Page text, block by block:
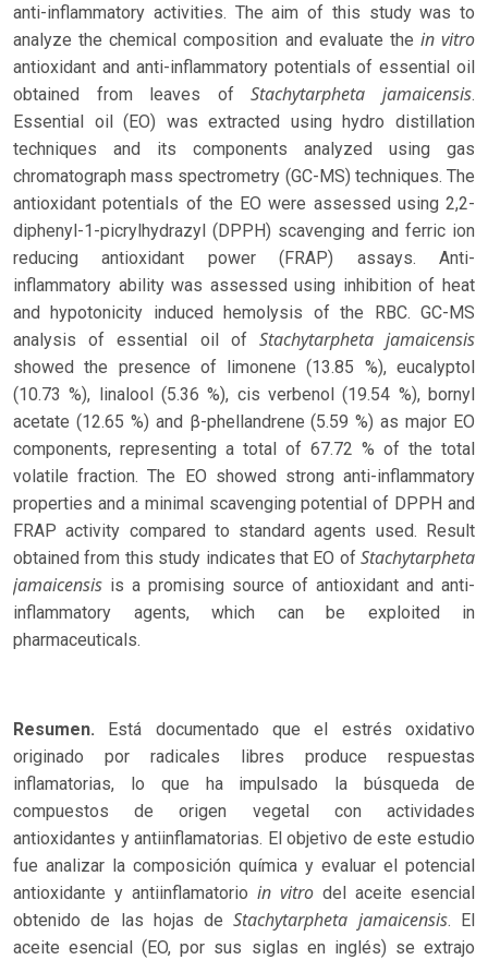
anti-inflammatory activities. The aim of this study was to
analyze the chemical composition and evaluate the in vitro
antioxidant and anti-inflammatory potentials of essential oil
obtained from leaves ofStachytarpheta jamaicensis.
Essential oil (EO) was extracted using hydro distillation
techniques and its components analyzed using gas
chromatograph mass spectrometry (GC-MS) techniques. The
antioxidant potentials of the EO were assessed using 2,2-
diphenyl-1-picrylhydrazyl (DPPH) scavenging and ferric ion
reducing antioxidant power (FRAP) assays. Anti-
inflammatory ability was assessed using inhibition of heat
and hypotonicity induced hemolysis of the RBC. GC-MS
analysis of essential oil of Stachytarpheta jamaicensis
showed the presence of limonene (13.85 %), eucalyptol
(10.73 %), linalool (5.36 %), cis verbenol (19.54 %), bornyl
acetate (12.65 %) and β-phellandrene (5.59 %) as major EO
components, representing a total of 67.72 % of the total
volatile fraction. The EO showed strong anti-inflammatory
properties and a minimal scavenging potential of DPPH and
FRAP activity compared to standard agents used. Result
obtained from this study indicates that EO of Stachytarpheta
jamaicensis is a promising source of antioxidant and anti-
inflammatory agents, which can be exploited in
pharmaceuticals.
Resumen. Está documentado que el estrés oxidativo
originado por radicales libres produce respuestas
inflamatorias, lo que ha impulsado la búsqueda de
compuestos de origen vegetal con actividades
antioxidantes y antiinflamatorias. El objetivo de este estudio
fue analizar la composición química y evaluar el potencial
antioxidante y antiinflamatorio in vitro del aceite esencial
obtenido de las hojas deStachytarpheta jamaicensis. El
aceite esencial (EO, por sus siglas en inglés) se extrajo